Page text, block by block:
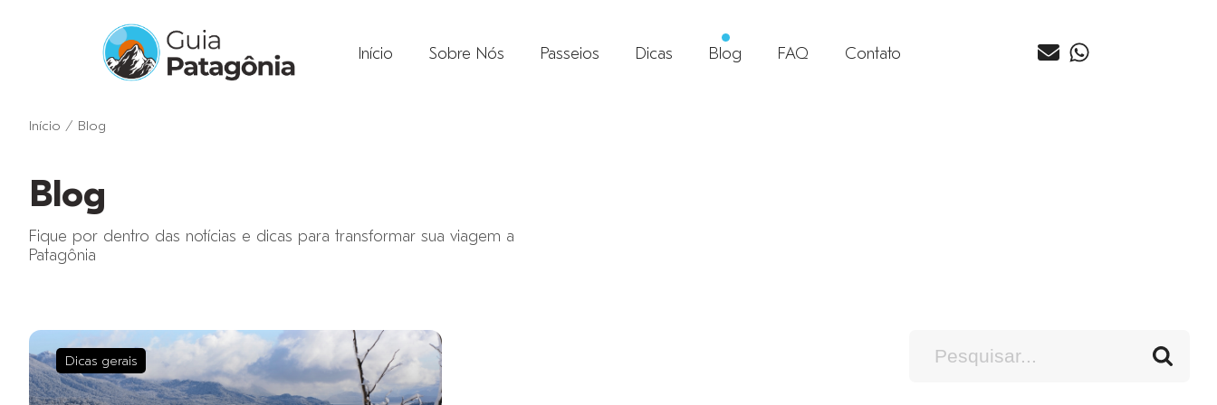
Início Sobre Nós Passeios Dicas Blog FAQ Contato
Início / Blog
Blog
Fique por dentro das notícias e dicas para transformar sua viagem a
Patagônia
Dicas gerais